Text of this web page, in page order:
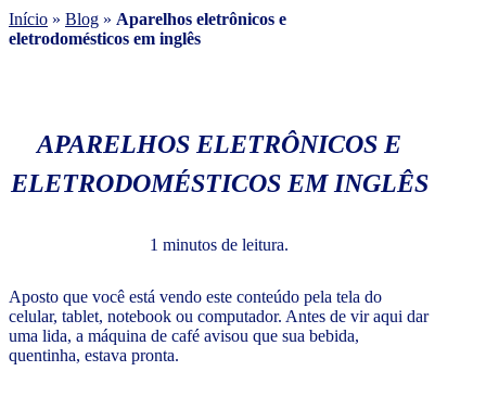
Início » Blog » Aparelhos eletrônicos e
eletrodomésticos em inglês
APARELHOS ELETRÔNICOS E
ELETRODOMÉSTICOS EM INGLÊS
1 minutos de leitura.
Aposto que você está vendo este conteúdo pela tela do
celular, tablet, notebook ou computador. Antes de vir aqui dar
uma lida, a máquina de café avisou que sua bebida,
quentinha, estava pronta.